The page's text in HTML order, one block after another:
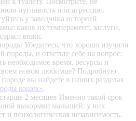
пугливость или агрессию.
у заводчика историей
каков их темперамент, заслуги,
вязки.
Убедитесь, что хорошо изучили
породы, и ответьте себе на вопрос:
необходимое время, ресурсы и
новом любимце? Подробную
вы найдете в наших разделах
кошек».
2 месяцев Именно такой срок
выкормки малышей: у них
и психологическая независимость.